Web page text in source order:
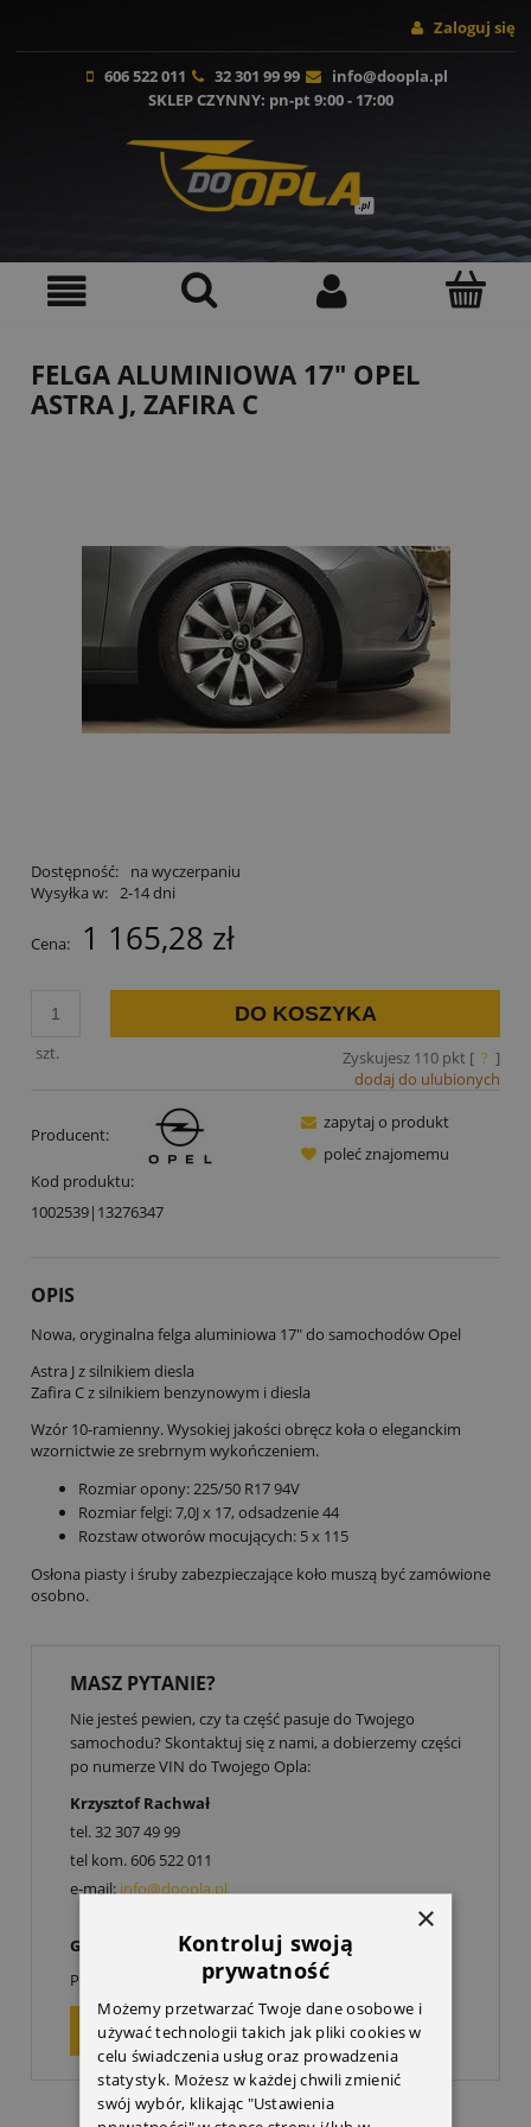
Zaloguj się
606 522 011 32 301 99 99
info@doopla.pl
SKLEP CZYNNY: pn-pt 9:00 - 17:00
FELGA ALUMINIOWA 17" OPEL
ASTRA J, ZAFIRA C
Dostępność:
na wyczerpaniu
Wysyłka w: 2-14 dni
Cena: 1 165,28 zł
szt.
DO KOSZYKA
Zyskujesz 110pkt [ ? ]
dodaj do ulubionych
Producent:
Kod produktu:
1002539|13276347
zapytaj o produkt
poleć znajomemu
OPIS
Nowa, oryginalna felga aluminiowa 17" do samochodów Opel
Astra J z silnikiem diesla
Zafira C z silnikiem benzynowym i diesla
Wzór 10-ramienny. Wysokiej jakości obręcz koła o eleganckim
wzornictwie ze srebrnym wykończeniem.
Rozmiar opony: 225/50 R17 94V
Rozmiar felgi: 7,0J x 17, odsadzenie 44
Rozstaw otworów mocujących: 5 x 115
Osłona piasty i śruby zabezpieczające koło muszą być zamówione
osobno.
MASZ PYTANIE?
Nie jesteś pewien, czy ta część pasuje do Twojego
samochodu? Skontaktuj się z nami, a dobierzemy części
po numerze VIN do Twojego Opla:
Krzysztof Rachwał
tel.32 307 49 99
tel kom.606 522 011
e-mail:info@doopla.pl
Godziny otwarcia:
Poniedziałek-Piątek: 900-1700
ZAPYTAJ O PRODUKT
×
Kontroluj swoją
prywatność
Możemy przetwarzać Twoje dane osobowe i
używać technologii takich jak pliki cookies w
celu świadczenia usług oraz prowadzenia
statystyk. Możesz w każdej chwili zmienić
swój wybór, klikając "Ustawienia